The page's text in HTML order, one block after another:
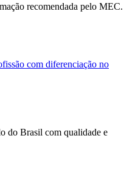
recomendada pelo MEC.
com diferenciação no
do Brasil com qualidade e